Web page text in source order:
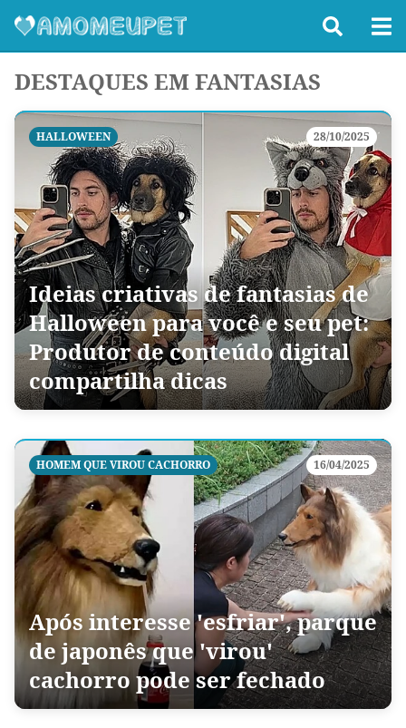
DESTAQUES EM FANTASIAS
HALLOWEEN 28/10/2025
Ideias criativas de fantasias de
Halloween para você e seu pet:
Produtor de conteúdo digital
compartilha dicas
HOMEM QUE VIROU CACHORRO 16/04/2025
Após interesse 'esfriar', parque
de japonês que 'virou'
cachorro pode ser fechado